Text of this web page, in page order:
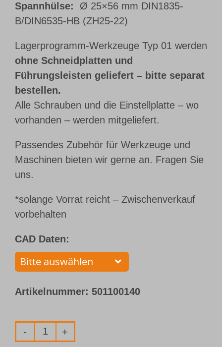
Spannhülse:
Ø 25×56 mm DIN1835-
B/DIN6535-HB (ZH25-22)
Lagerprogramm-Werkzeuge Typ 01 werden
ohne Schneidplatten und
Führungsleisten geliefert – bitte separat
bestellen.
Alle Schrauben und die Einstellplatte – wo
vorhanden – werden mitgeliefert.
Passendes Zubehör für Werkzeuge und
Maschinen bieten wir gerne an. Fragen Sie
uns.
*solange Vorrat reicht – Zwischenverkauf
vorbehalten
CAD Daten:
Artikelnummer: 501100140
Einlippen-